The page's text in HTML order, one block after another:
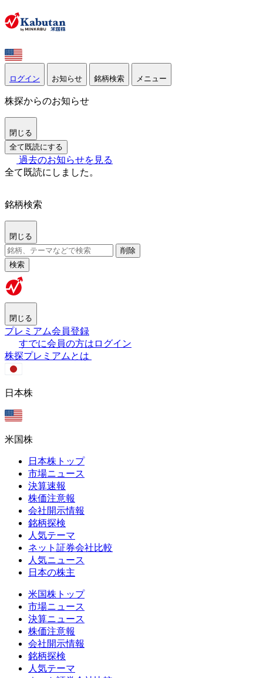
ログイン お知らせ 銘柄検索 メニュー
株探からのお知らせ
閉じる
全て既読にする
過去のお知らせを見る
全て既読にしました。
銘柄検索
閉じる
削除
検索
閉じる
プレミアム会員登録
すでに会員の方はログイン
株探プレミアムとは
日本株
米国株
日本株トップ
市場ニュース
決算速報
株価注意報
会社開示情報
銘柄探検
人気テーマ
ネット証券会社比較
人気ニュース
日本の株主
米国株トップ
市場ニュース
決算ニュース
株価注意報
会社開示情報
銘柄探検
人気テーマ